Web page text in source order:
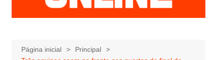
e
Página inicial
Principal